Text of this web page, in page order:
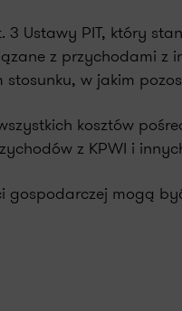
Ustawy PIT, który
z przychodami z
w jakim
kosztów
z KPWI i
gospodarczej mogą